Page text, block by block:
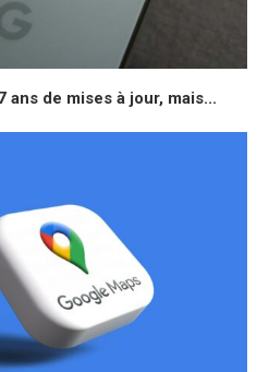
ans de mises à jour, mais...